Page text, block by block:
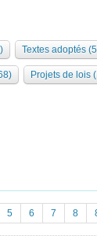
Textes adoptés
Projets de lois
5 6 7 8